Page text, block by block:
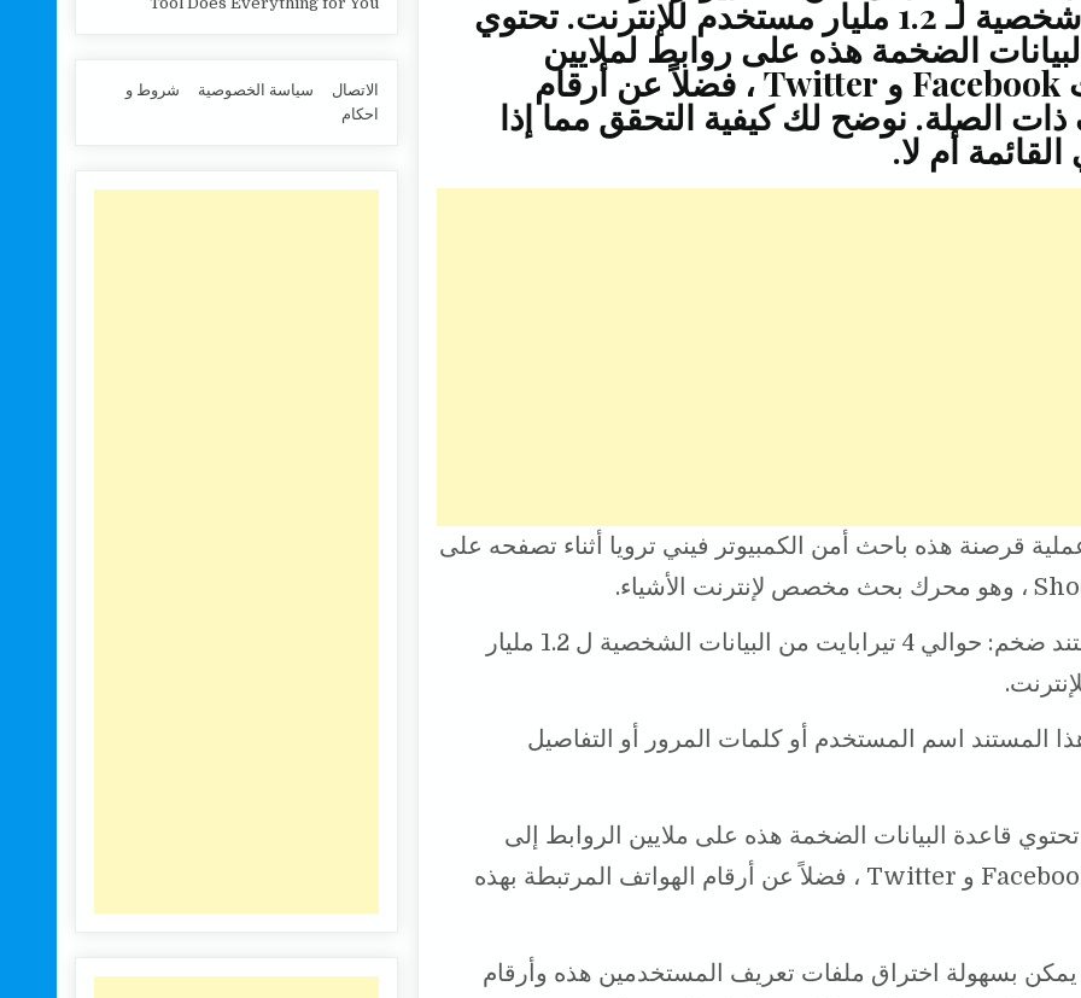
t
t
e
r
i
l
y
L
i
n
r
e
لبيانات شخصية لـ 1.2 مليار مستخدم للإنترنت. تحتوي
الضخمة هذه على روابط لملايين
حسابات Facebook و Twitter ، فضلاً عن أرقام
ذات الصلة. نوضح لك كيفية التحقق مما إذا
أم لا.
قرصنة هذه باحث أمن الكمبيوتر فيني ترويا أثناء تصفحه على
حجم المستند ضخم: حوالي 4 تيرابايت من البيانات الشخصية ل 1.2 مليار
المستند اسم المستخدم أو كلمات المرور أو التفاصيل
قاعدة البيانات الضخمة هذه على ملايين الروابط إلى
حسابات Facebook و Twitter ، فضلاً عن أرقام الهواتف المرتبطة بهذه
يمكن بسهولة اختراق ملفات تعريف المستخدمين هذه وأرقام
الاتصال سياسة الخصوصية
شروط و
احكام